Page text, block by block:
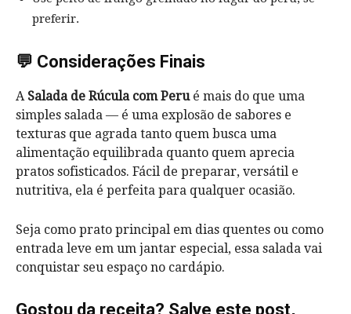
preferir.
💬 Considerações Finais
A Salada de Rúcula com Perué mais do que uma
simples salada — é uma explosão de sabores e
texturas que agrada tanto quem busca uma
alimentação equilibrada quanto quem aprecia
pratos sofisticados. Fácil de preparar, versátil e
nutritiva, ela é perfeita para qualquer ocasião.
Seja como prato principal em dias quentes ou como
entrada leve em um jantar especial, essa salada vai
conquistar seu espaço no cardápio.
Gostou da receita? Salve este post,